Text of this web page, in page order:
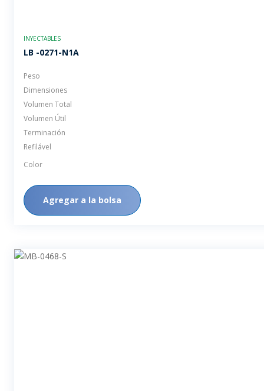
INYECTABLES
LB -0271-N1A
Peso
Dimensiones
Volumen Total
Volumen Útil
Terminación
Refilável
Color
Agregar a la bolsa